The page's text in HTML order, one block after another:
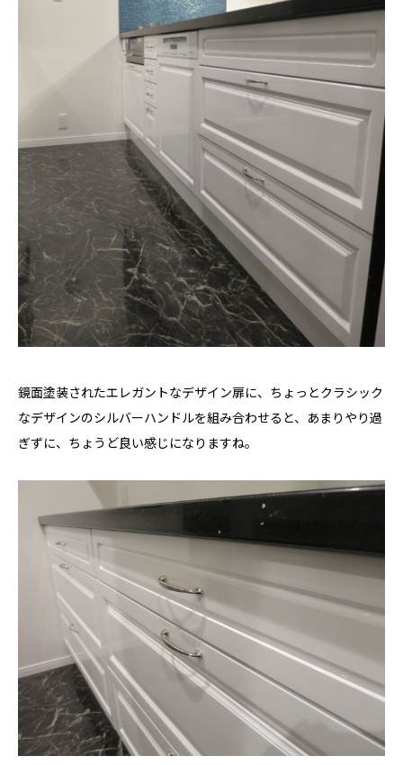
鏡面塗装されたエレガントなデザイン扉に、ちょっとクラシック
なデザインのシルバーハンドルを組み合わせると、あまりやり過
ぎずに、ちょうど良い感じになりますね。